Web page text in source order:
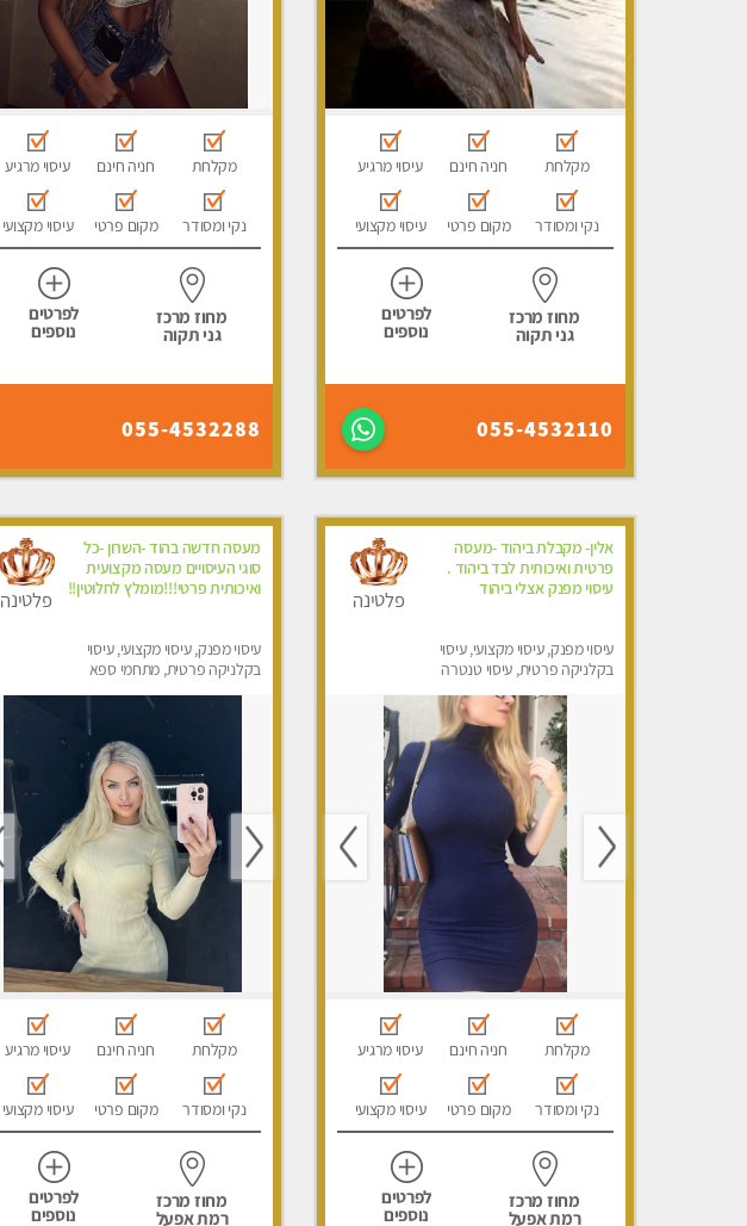
מקלחת חניה חינם עיסוי מרגיע
נקי ומסודר מקום פרטי עיסוי מקצועי
מחוז מרכז
גני תקוה
לפרטים
נוספים
055-4532110
מקלחת חניה חינם עיסוי מרגיע
נקי ומסודר מקום פרטי עיסוי מקצועי
מחוז מרכז
גני תקוה
לפרטים
נוספים
055-4532288
אלין- מקבלת ביהוד -מעסה
פרטית ואיכותית לבד ביהוד .
עיסוי מפנק אצלי ביהוד
עיסוי מפנק, עיסוי מקצועי, עיסוי
בקלניקה פרטית, עיסוי טנטרה
פלטינה
מקלחת חניה חינם עיסוי מרגיע
נקי ומסודר מקום פרטי עיסוי מקצועי
מחוז מרכז
רמת אפעל
לפרטים
נוספים
מעסה חדשה בהוד -השרון -כל
סוגי העיסויים מעסה מקצועית
ואיכותית פרטי!!!מומלץ לחלוטין!!
עיסוי מפנק, עיסוי מקצועי, עיסוי
בקלניקה פרטית, מתחמי ספא
פלטינה
מקלחת חניה חינם עיסוי מרגיע
נקי ומסודר מקום פרטי עיסוי מקצועי
מחוז מרכז
רמת אפעל
לפרטים
נוספים